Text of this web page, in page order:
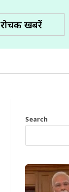
रोचक खबरें
Search